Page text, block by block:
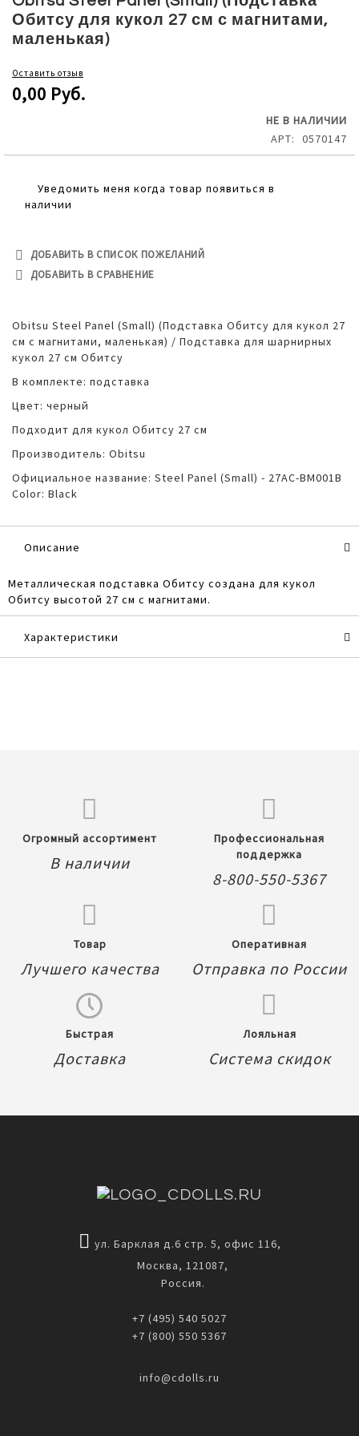
Обитсу для кукол 27 см с магнитами,
маленькая)
Оставить отзыв
0,00 Руб.
НЕ В НАЛИЧИИ
АРТ
0570147
Уведомить меня когда товар появиться в
наличии
ДОБАВИТЬ В СПИСОК ПОЖЕЛАНИЙ
ДОБАВИТЬ В СРАВНЕНИЕ
Obitsu Steel Panel (Small) (Подставка Обитсу для кукол 27
см с магнитами, маленькая) / Подставка для шарнирных
кукол 27 см Обитсу
В комплекте: подставка
Цвет: черный
Подходит для кукол Обитсу 27 см
Производитель: Obitsu
Официальное название: Steel Panel (Small) - 27AC-BM001B
Color: Black
the
of
images
gallery
Описание
Металлическая подставка Обитсу создана для кукол
Обитсу высотой 27 см с магнитами.
Характеристики
Огромный ассортимент
В наличии
Профессиональная
поддержка
8-800-550-5367
Товар
Лучшего качества
Оперативная
Отправка по России
Быстрая
Доставка
Лояльная
Система скидок
ул. Барклая д.6 стр. 5, офис 116,
Москва, 121087,
Россия.
+7 (495) 540 5027
+7 (800) 550 5367
info@cdolls.ru